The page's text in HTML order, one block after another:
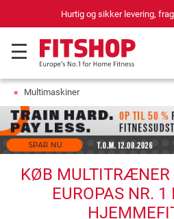
69 butikker med 75
Multimaskiner
KØB MULTITRÆNER
EUROPAS NR. 1